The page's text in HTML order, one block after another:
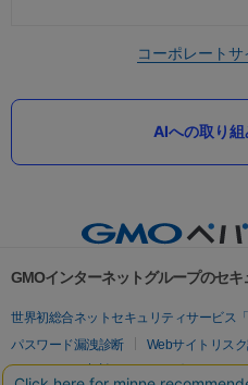
コーポレートサ
AIへの取り組
GMOインターネットグループのセ
世界初総合ネットセキュリティサービス
パスワード漏洩診断
Webサイトリス
セキュリティ相談AIチャットボット